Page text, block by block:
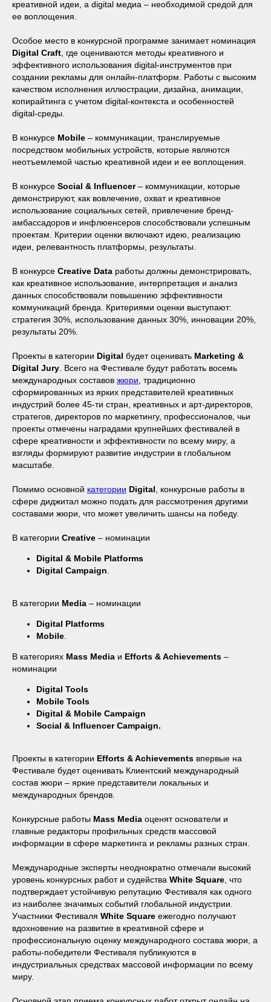
креативной идеи, а digital медиа – необходимой средой для
ее воплощения.
Особое место в конкурсной программе занимает номинация
Digital Craft , где оцениваются методы креативного и
эффективного использования digital-инструментов при
создании рекламы для онлайн-платформ. Работы с высоким
качеством исполнения иллюстрации, дизайна, анимации,
копирайтинга с учетом digital-контекста и особенностей
digital-среды.
В конкурсе Mobile – коммуникации, транслируемые
посредством мобильных устройств, которые являются
неотъемлемой частью креативной идеи и ее воплощения.
В конкурсе Social & Influencer– коммуникации, которые
демонстрируют, как вовлечение, охват и креативное
использование социальных сетей, привлечение бренд-
амбассадоров и инфлюенсеров способствовали успешным
проектам. Критерии оценки включают идею, реализацию
идеи, релевантность платформы, результаты.
В конкурсе Creative Data работы должны демонстрировать,
как креативное использование, интерпретация и анализ
данных способствовали повышению эффективности
коммуникаций бренда. Критериями оценки выступают:
стратегия 30%, использование данных 30%, инновации 20%,
результаты 20%.
Проекты в категории Digital будет оценивать Marketing &
Digital Jury . Всего на Фестивале будут работать восемь
международных составов жюри , традиционно
сформированных из ярких представителей креативных
индустрий более 45-ти стран, креативных и арт-директоров,
стратегов, директоров по маркетингу, профессионалов, чьи
проекты отмечены наградами крупнейших фестивалей в
сфере креативности и эффективности по всему миру, а
взгляды формируют развитие индустрии в глобальном
масштабе.
Помимо основной категории Digital , конкурсные работы в
сфере диджитал можно подать для рассмотрения другими
составами жюри, что может увеличить шансы на победу.
В категории Creative – номинации
Digital & Mobile Platforms
Digital Campaign
В категории Media – номинации
Digital Platforms
Mobile
В категориях Mass Media и Efforts & Achievements –
номинации
Digital Tools
Mobile Tools
Digital & Mobile Campaign
Social & Influencer Campaign.
Проекты в категории Efforts & Achievements впервые на
Фестивале будет оценивать Клиентский международный
состав жюри – яркие представители локальных и
международных брендов.
Конкурсные работы Mass Media оценят основатели и
главные редакторы профильных средств массовой
информации в сфере маркетинга и рекламы разных стран.
Международные эксперты неоднократно отмечали высокий
уровень конкурсных работ и судейства White Square , что
подтверждает устойчивую репутацию Фестиваля как одного
из наиболее значимых событий глобальной индустрии.
Участники Фестиваля White Square ежегодно получают
вдохновение на развитие в креативной сфере и
профессиональную оценку международного состава жюри, а
работы-победители Фестиваля публикуются в
индустриальных средствах массовой информации по всему
миру.